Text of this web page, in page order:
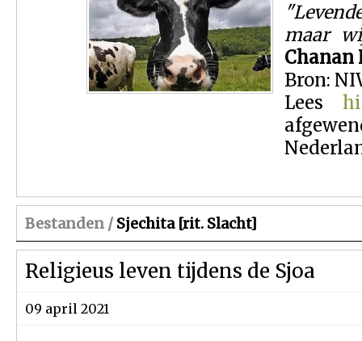
maar
Chanan
Bron:
Lees
Bestanden / Sjechita [rit. Slacht]
Religieus leven tijdens de Sjoa
09 april 2021